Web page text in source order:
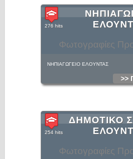
Φωτογραφίες
276 hits
ΝΗΠΙΑΓΩΓΕΙΟ ΕΛΟΥΝΤΑΣ
>>
Φωτογραφίες
ΔΗΜΟΤΙΚΟ
254 hits